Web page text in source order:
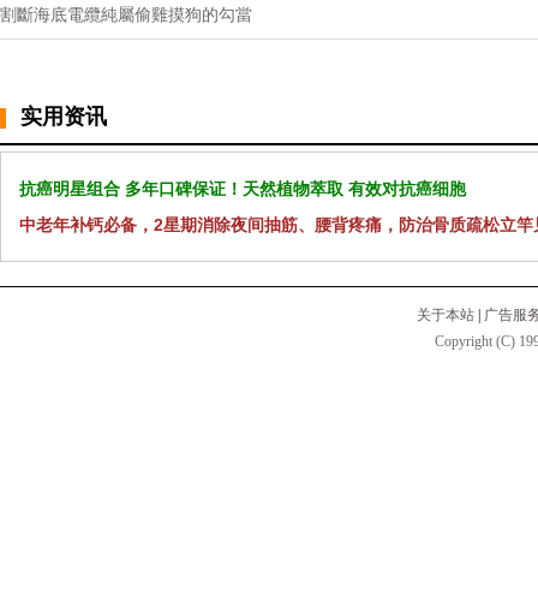
割斷海底電纜純屬偷雞摸狗的勾當
实用资讯
抗癌明星组合 多年口碑保证！天然植物萃取 有效对抗癌细胞
中老年补钙必备，2星期消除夜间抽筋、腰背疼痛，防治骨质疏松立竿
关于本站
广告服
Copyright (C)